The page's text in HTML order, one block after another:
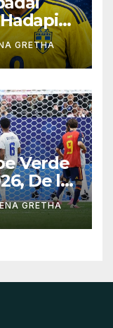
GRETHA
Verde
De la
GRETHA